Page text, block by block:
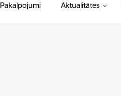
Pakalpojumi Aktualitātes